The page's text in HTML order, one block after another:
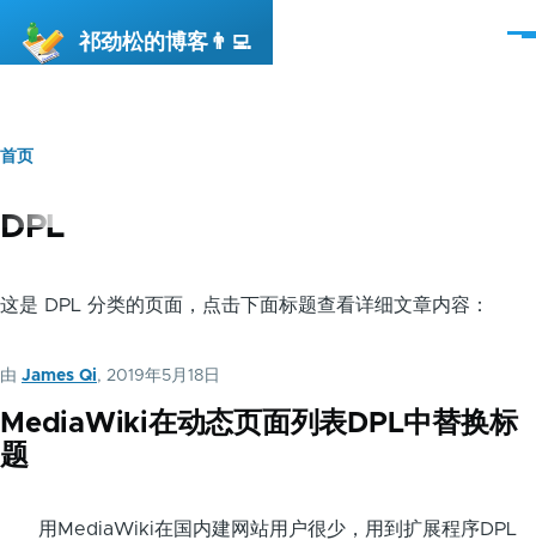
祁劲松的博客👨‍💻
菜
面
包
首页
DPL
这是 DPL 分类的页面，点击下面标题查看详细文章内容：
由 James Qi, 2019年5月18日
MediaWiki在动态页面列表DPL中替换标
题
用MediaWiki在国内建网站用户很少，用到扩展程序DPL